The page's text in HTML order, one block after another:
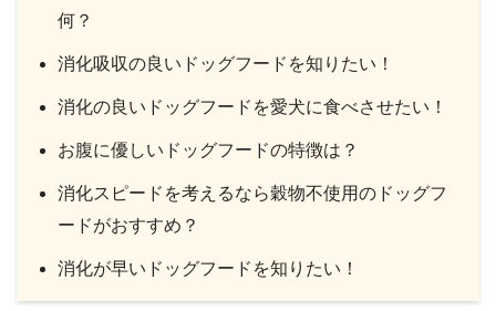
何？
消化吸収の良いドッグフードを知りたい！
消化の良いドッグフードを愛犬に食べさせたい！
お腹に優しいドッグフードの特徴は？
消化スピードを考えるなら穀物不使用のドッグフ
ードがおすすめ？
消化が早いドッグフードを知りたい！